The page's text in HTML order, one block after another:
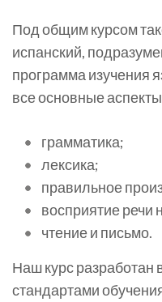
Под общим курсом
испанский,
программа изучения
все основные
грамматика;
лексика;
правильное
восприятие речи
чтение и письмо.
Наш курс разработан
стандартами